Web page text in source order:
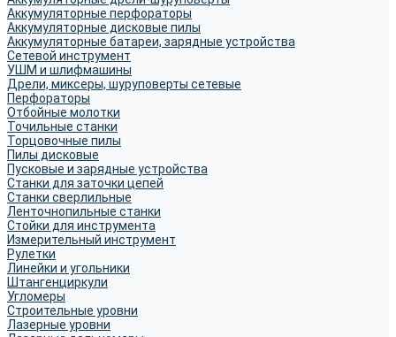
Аккумуляторные перфораторы
Аккумуляторные дисковые пилы
Аккумуляторные батареи, зарядные устройства
Сетевой инструмент
УШМ и шлифмашины
Дрели, миксеры, шуруповерты сетевые
Перфораторы
Отбойные молотки
Точильные станки
Торцовочные пилы
Пилы дисковые
Пусковые и зарядные устройства
Станки для заточки цепей
Станки сверлильные
Ленточнопильные станки
Стойки для инструмента
Измерительный инструмент
Рулетки
Линейки и угольники
Штангенциркули
Угломеры
Строительные уровни
Лазерные уровни